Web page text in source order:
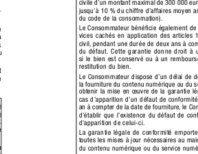
civile d’un montant maximal de 300 000
jusqu’à 10 % du chiffre d’affaires moyen
du code de la consommation).
Le Consommateur bénéﬁcie également
vices cachés en application des articles
civil, pendant une durée de deux ans à
du défaut. Cette garantie donne droit à
si le bien est conservé ou à un
restitution du bien.
Le Consommateur dispose d’un délai de
la fourniture du contenu numérique ou du
obtenir la mise en œuvre de la garantie
cas d’apparition d’un défaut de conformité.
an à compter de la date de fourniture, le
d’établir que l’existence du défaut de
d’apparition de celui-ci.
La garantie légale de conformité
toutes les mises à jour nécessaires au
du contenu numérique ou du service